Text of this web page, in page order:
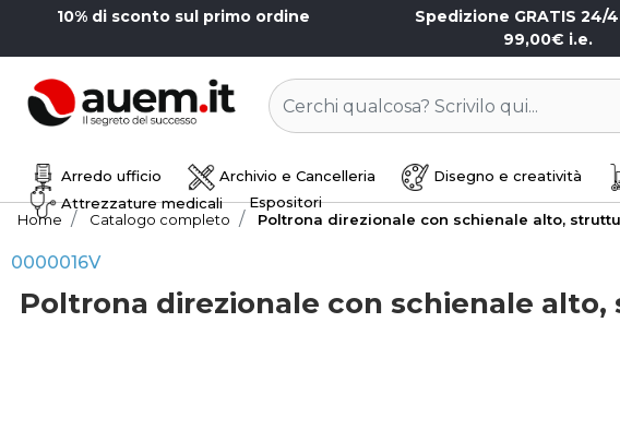
10% di sconto sul primo ordine Spedizione GRATIS 24/
99,00€ i.e.
Arredo ufficio Archivio e Cancelleria Disegno e creatività
Attrezzature medicali
Espositori
Home
Catalogo completo Poltrona direzionale con schienale alto,
0000016V
Poltrona direzionale con schienale